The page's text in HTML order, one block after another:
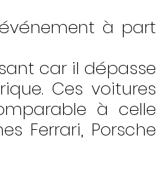
à part
car il dépasse
Ces voitures
à celle
Ferrari, Porsche